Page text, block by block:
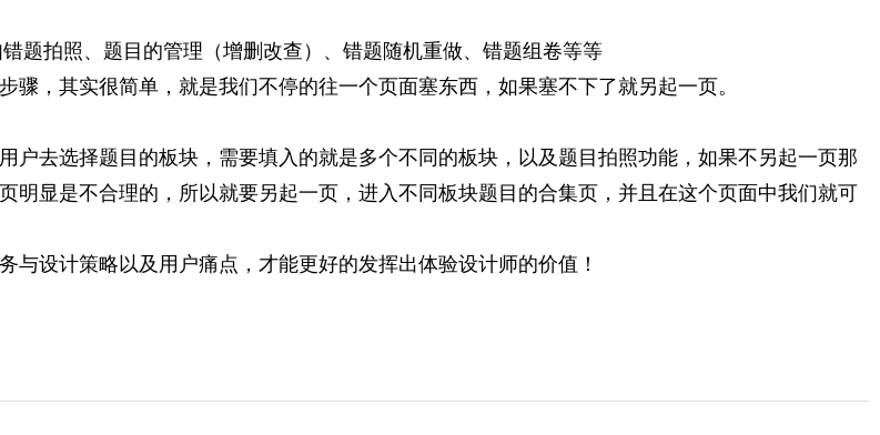
题拍照、题目的管理（增删改查）、错题随机重做、错题组卷等等
，其实很简单，就是我们不停的往一个页面塞东西，如果塞不下了就另起一页。
户去选择题目的板块，需要填入的就是多个不同的板块，以及题目拍照功能，如果不另起一页那
明显是不合理的，所以就要另起一页，进入不同板块题目的合集页，并且在这个页面中我们就可
设计策略以及用户痛点，才能更好的发挥出体验设计师的价值！